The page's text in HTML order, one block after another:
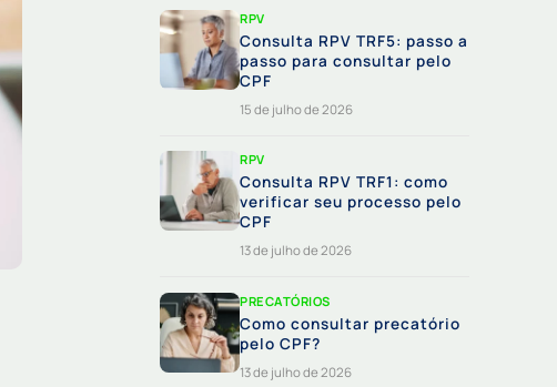
RPV
Consulta RPV TRF5: passo a
passo para consultar pelo
CPF
15 de julho de 2026
RPV
Consulta RPV TRF1: como
verificar seu processo pelo
CPF
13 de julho de 2026
PRECATÓRIOS
Como consultar precatório
pelo CPF?
13 de julho de 2026